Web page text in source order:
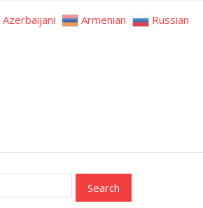
Azerbaijani Armenian Russian